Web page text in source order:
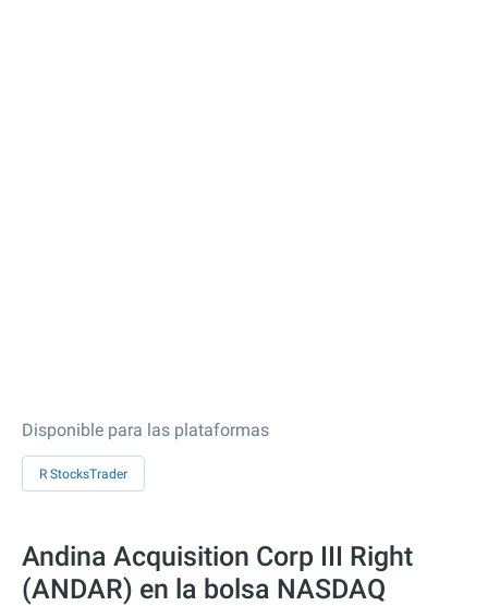
Disponible para las plataformas
R StocksTrader
Andina Acquisition Corp III Right
(ANDAR) en la bolsa NASDAQ